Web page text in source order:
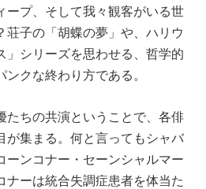
ープ、そして我々観客がいる世
荘子の「胡蝶の夢」や、ハリウ
」シリーズを思わせる、哲学的
クな終わり方である。
ちの共演ということで、各俳
が集まる。何と言ってもシャバ
ーンコナー・セーンシャルマー
ナーは統合失調症患者を体当た